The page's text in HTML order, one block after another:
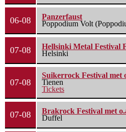
06-08
Panzerfaust
Poppodium Volt
07-08
Hellsinki Metal Festival
Helsinki
07-08
Suikerrock Festival met
Tienen
Tickets
07-08
Brakrock Festival met
Duffel